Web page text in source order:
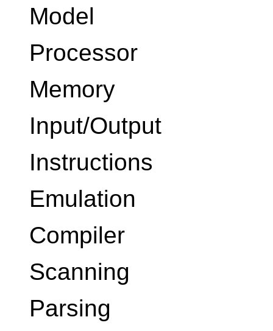
Model
Processor
Memory
Input/Output
Instructions
Emulation
Compiler
Scanning
Parsing